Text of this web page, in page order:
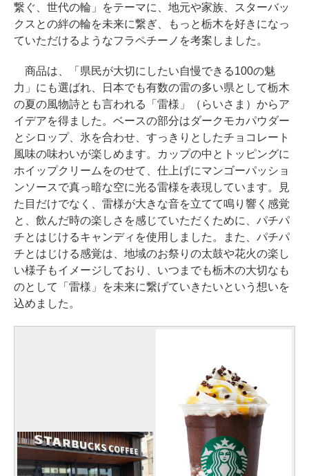
繋ぐ、世代の輪」をテーマに、地元や家族、スターバッ
クスとの絆の輪を未来に繋ぎ、もっと栃木を好きになっ
ていただけるようなフラペチーノを考案しました。
商品は、「県民が大切にしたい自慢できる100の魅
力」にも選ばれ、日本でも有数の雷の多い県として栃木
の夏の風物詩とも言われる「雷様」（らいさま）からア
イデアを得ました。ベースの部分はダークモカパウダー
とシロップ、氷を合わせ、すっきりとしたチョコレート
風味の味わいが楽しめます。カップの中とトッピングに
ホイップクリームをのせて、仕上げにマンゴーパッショ
ンソースで真っ暗な空に光る雷様を表現しています。見
た目だけでなく、雷様が大きな音を立てて鳴り響く感覚
と、飲んだ時の楽しさを感じていただくために、パチパ
チとはじけるキャンディを使用しました。また、パチパ
チとはじける感覚は、地域のお祭りの太鼓や花火の楽し
い様子もイメージしており、いつまでも栃木の大切なも
のとして「雷様」を未来に繋げていきたいという想いを
込めました。